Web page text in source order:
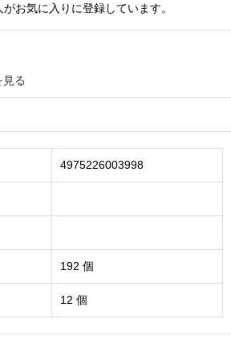
お気に入りに登録しています。
る
4975226003998
192 個
12 個